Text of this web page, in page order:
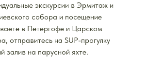
экскурсии в Эрмитаж и
собора и посещение
в Петергофе и Царском
отправитесь на SUP-прогулку
залив на парусной яхте.